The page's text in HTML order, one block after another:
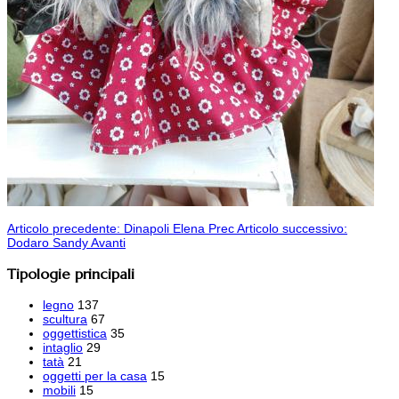
Articolo precedente: Dinapoli Elena PrecArticolo successivo:
Dodaro SandyAvanti
Tipologie principali
legno 137
scultura 67
oggettistica 35
intaglio 29
tatà 21
oggetti per la casa 15
mobili 15